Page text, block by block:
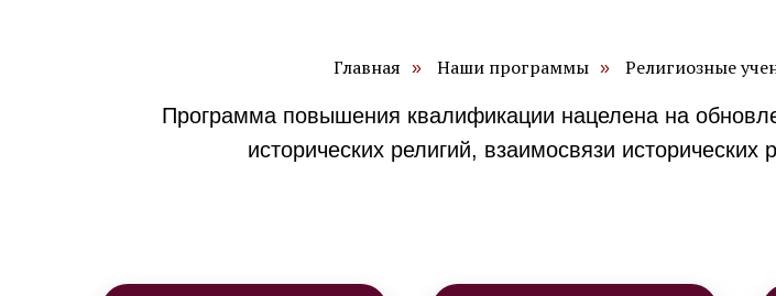
Главная » Наши программы »
Религиозные
Программа повышения квалификации нацелена на
исторических религий, взаимосвязи